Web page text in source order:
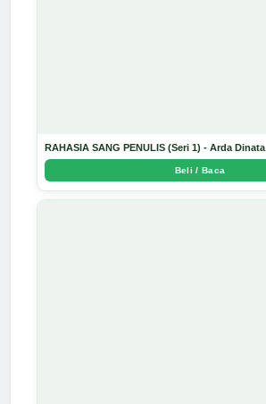
RAHASIA SANG PENULIS (Seri 1) - Arda Dinata
Beli / Baca